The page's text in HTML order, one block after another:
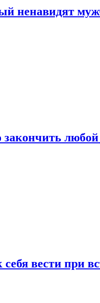
ненавидят
себя вести при